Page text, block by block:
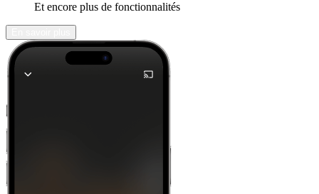
Et encore plus de fonctionnalités